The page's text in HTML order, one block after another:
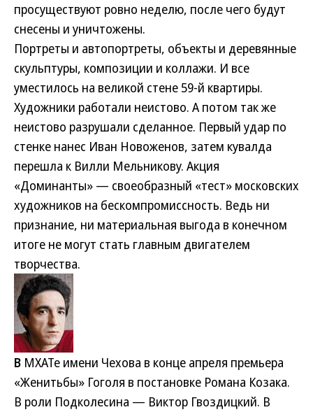
просуществуют ровно неделю, после чего будут
снесены и уничтожены.
Портреты и автопортреты, объекты и деревянные
скульптуры, композиции и коллажи. И все
уместилось на великой стене 59-й квартиры.
Художники работали неистово. А потом так же
неистово разрушали сделанное. Первый удар по
стенке нанес Иван Новоженов, затем кувалда
перешла к Вилли Мельникову. Акция
«Доминанты» — своеобразный «тест» московских
художников на бескомпромиссность. Ведь ни
признание, ни материальная выгода в конечном
итоге не могут стать главным двигателем
творчества.
В МХАТе имени Чехова в конце апреля премьера
«Женитьбы» Гоголя в постановке Романа Козака.
В роли Подколесина — Виктор Гвоздицкий. В